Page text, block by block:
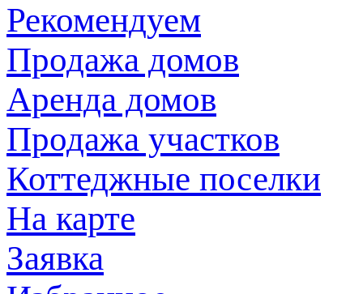
Рекомендуем
Продажа домов
Аренда домов
Продажа участков
Коттеджные поселки
На карте
Заявка